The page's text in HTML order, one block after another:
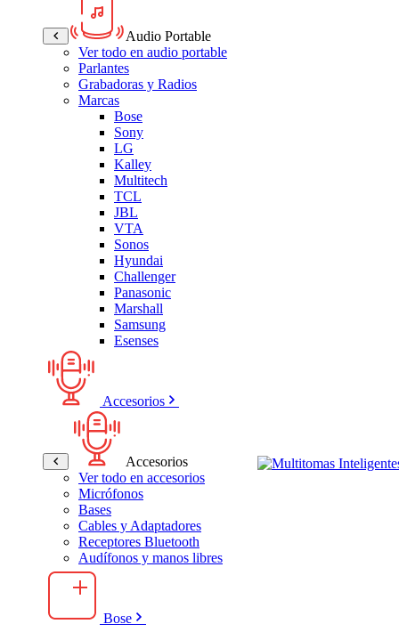
Audio Portable
Ver todo en audio portable
Parlantes
Grabadoras y Radios
Marcas
Bose
Sony
LG
Kalley
Multitech
TCL
JBL
VTA
Sonos
Hyundai
Challenger
Panasonic
Marshall
Samsung
Esenses
Accesorios
Accesorios
Ver todo en accesorios
Micrófonos
Bases
Cables y Adaptadores
Receptores Bluetooth
Audífonos y manos libres
Bose